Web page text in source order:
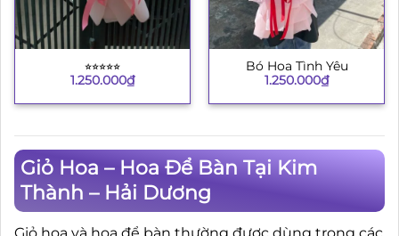
⭐︎⭐︎⭐︎⭐︎⭐︎
1.250.000₫
Bó Hoa Tình Yêu
1.250.000₫
Giỏ Hoa – Hoa Để Bàn Tại Kim
Thành – Hải Dương